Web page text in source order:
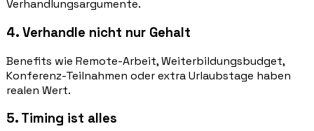
Verhandlungsargumente.
4. Verhandle nicht nur Gehalt
Benefits wie Remote-Arbeit, Weiterbildungsbudget,
Konferenz-Teilnahmen oder extra Urlaubstage haben
realen Wert.
5. Timing ist alles